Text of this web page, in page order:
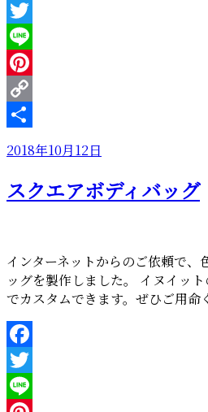
Facebook
Twitter
Line
Pinterest
Copy
Link
投
日:
2018年10月12日
スクエアボディバッグ
インターネットからのご依頼で、
ッグを製作しました。 イヌイッ
でカスタムできます。ぜひご用命
Facebook
Twitter